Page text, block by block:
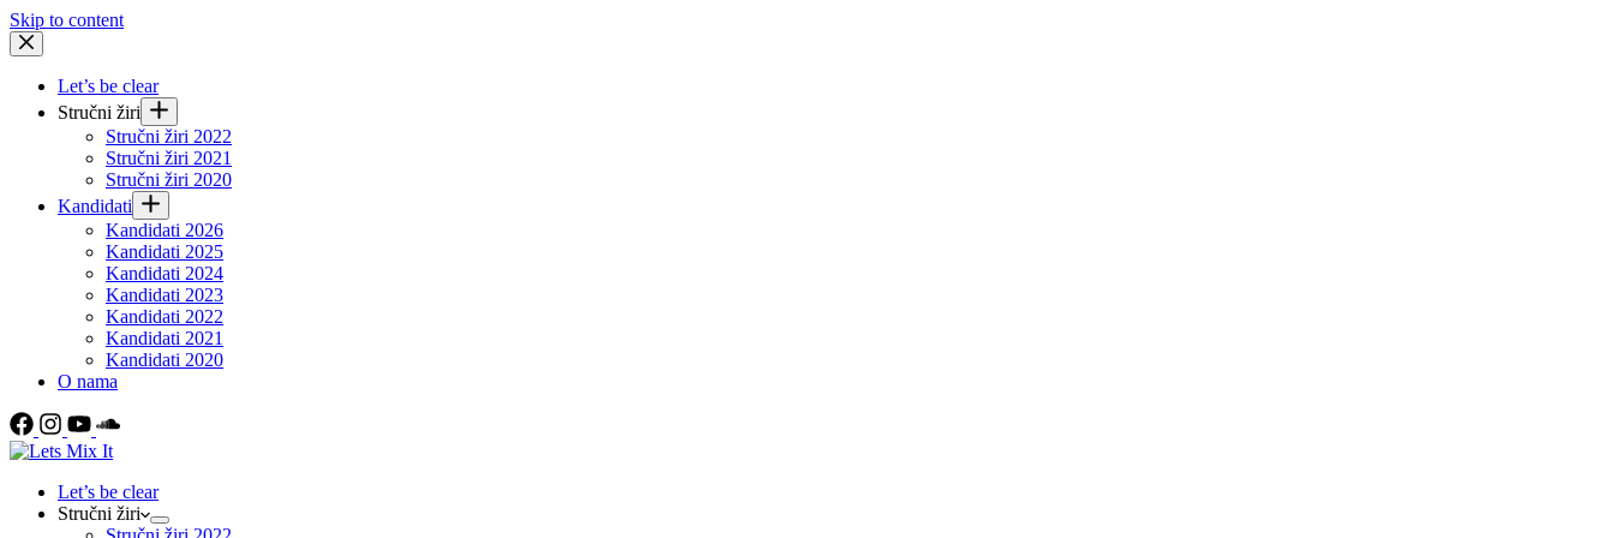
Skip to content
Let’s be clear
Stručni žiri
Stručni žiri 2022
Stručni žiri 2021
Stručni žiri 2020
Kandidati
Kandidati 2026
Kandidati 2025
Kandidati 2024
Kandidati 2023
Kandidati 2022
Kandidati 2021
Kandidati 2020
O nama
Let’s be clear
Stručni žiri